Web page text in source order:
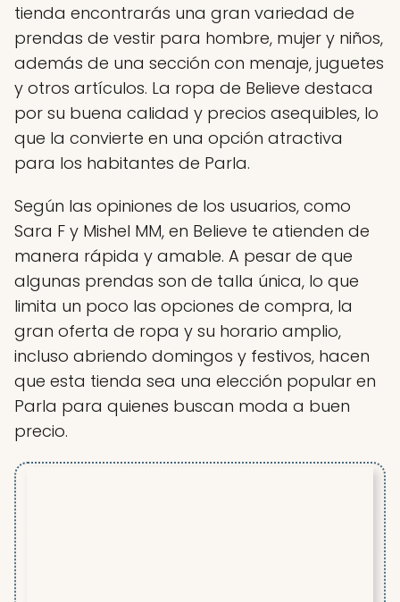
tienda encontrarás una gran variedad de
prendas de vestir para hombre, mujer y niños,
además de una sección con menaje, juguetes
y otros artículos. La ropa de Believe destaca
por su buena calidad y precios asequibles, lo
que la convierte en una opción atractiva
para los habitantes de Parla.
Según las opiniones de los usuarios, como
Sara F y Mishel MM, en Believe te atienden de
manera rápida y amable. A pesar de que
algunas prendas son de talla única, lo que
limita un poco las opciones de compra, la
gran oferta de ropa y su horario amplio,
incluso abriendo domingos y festivos, hacen
que esta tienda sea una elección popular en
Parla para quienes buscan moda a buen
precio.